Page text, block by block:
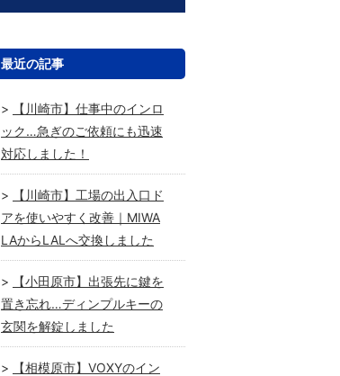
最近の記事
【川崎市】仕事中のインロ
ック…急ぎのご依頼にも迅速
対応しました！
【川崎市】工場の出入口ド
アを使いやすく改善｜MIWA
LAからLALへ交換しました
【小田原市】出張先に鍵を
置き忘れ…ディンプルキーの
玄関を解錠しました
【相模原市】VOXYのイン